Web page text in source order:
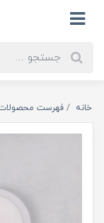
خانه فهرست